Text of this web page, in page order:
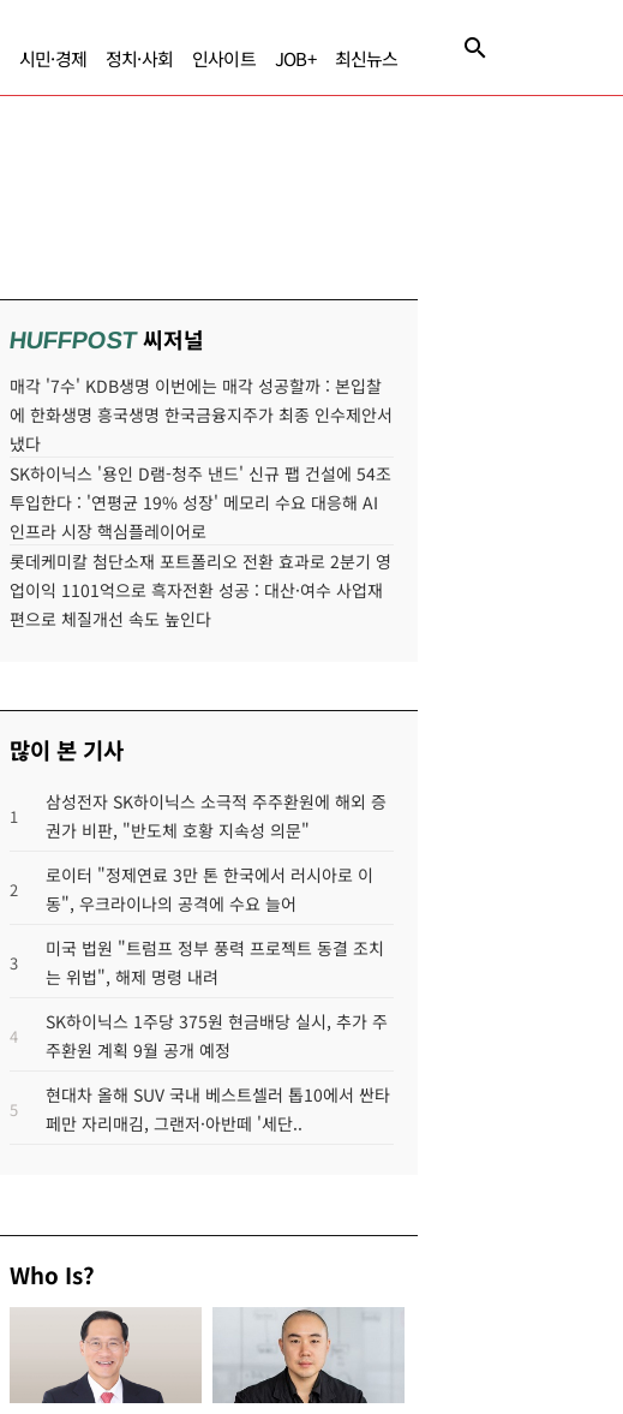
시민·경제 정치·사회 인사이트 JOB+ 최신뉴스
HUFFPOST씨저널
매각 '7수' KDB생명 이번에는 매각 성공할까 : 본입찰
에 한화생명 흥국생명 한국금융지주가 최종 인수제안서
냈다
SK하이닉스 '용인 D램-청주 낸드' 신규 팹 건설에 54조
투입한다 : '연평균 19% 성장' 메모리 수요 대응해 AI
인프라 시장 핵심플레이어로
롯데케미칼 첨단소재 포트폴리오 전환 효과로 2분기 영
업이익 1101억으로 흑자전환 성공 : 대산·여수 사업재
편으로 체질개선 속도 높인다
많이 본 기사
1
삼성전자 SK하이닉스 소극적 주주환원에 해외 증
권가 비판, "반도체 호황 지속성 의문"
2
로이터 "정제연료 3만 톤 한국에서 러시아로 이
동", 우크라이나의 공격에 수요 늘어
3
미국 법원 "트럼프 정부 풍력 프로젝트 동결 조치
는 위법", 해제 명령 내려
4
SK하이닉스 1주당 375원 현금배당 실시, 추가 주
주환원 계획 9월 공개 예정
5
현대차 올해 SUV 국내 베스트셀러 톱10에서 싼타
페만 자리매김, 그랜저·아반떼 '세단..
Who Is?